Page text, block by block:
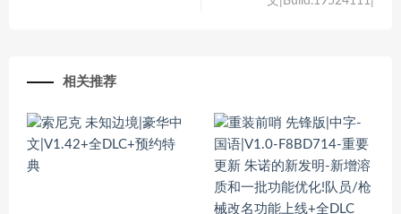
相关推荐